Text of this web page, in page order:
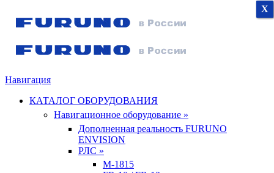
Навигация
КАТАЛОГ ОБОРУДОВАНИЯ
Навигационное оборудование »
Дополненная реальность FURUNO
ENVISION
РЛС »
M-1815
X
X
X